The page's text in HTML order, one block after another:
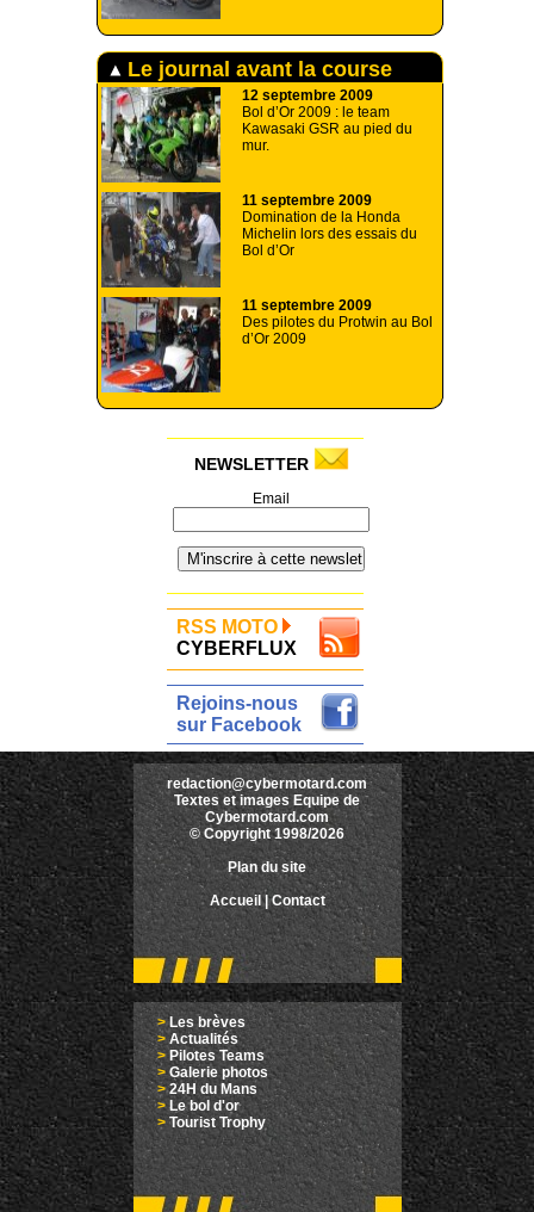
Le journal avant la course
12 septembre 2009
Bol d’Or 2009 : le team
Kawasaki GSR au pied du
mur.
11 septembre 2009
Domination de la Honda
Michelin lors des essais du
Bol d’Or
11 septembre 2009
Des pilotes du Protwin au Bol
d’Or 2009
NEWSLETTER
Email
RSS MOTO
CYBERFLUX
Rejoins-nous
sur Facebook
redaction@cybermotard.com
Textes et images Equipe de
Cybermotard.com
© Copyright 1998/2026
Plan du site
Accueil |Contact
>Les brèves
> Actualités
> Pilotes Teams
>Galerie photos
>24H du Mans
>Le bol d'or
> Tourist Trophy